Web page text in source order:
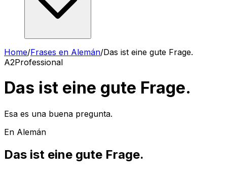
Home/Frases en Alemán/Das ist eine gute Frage.
A2Professional
Das ist eine gute Frage.
Esa es una buena pregunta.
En Alemán
Das ist eine gute Frage.